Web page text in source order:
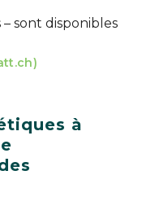
– sont disponibles
à